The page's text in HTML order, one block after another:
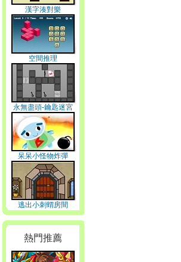
漢字湊對樂
空間推理
永無盡頭-鑰匙迷宮
呆呆小怪物炸彈
逃出小刺蝟房間
熱門推薦